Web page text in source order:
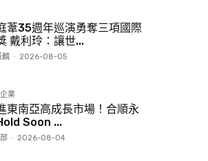
葦35週年巡演勇奪三項國際
戴利玲：讓世...
麟 - 2026-08-05
業
東南亞高成長市場！合順永
Soon ...
- 2026-08-04